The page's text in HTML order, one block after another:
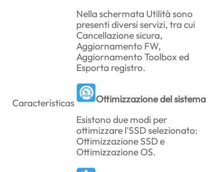
Características
Nella schermata Utilità sono
presenti diversi servizi, tra cui
Cancellazione sicura,
Aggiornamento FW,
Aggiornamento Toolbox ed
Esporta registro.
Ottimizzazione del sistema
Esistono due modi per
ottimizzare l'SSD selezionato:
Ottimizzazione SSD e
Ottimizzazione OS.